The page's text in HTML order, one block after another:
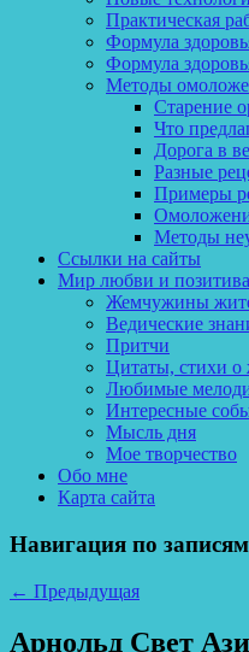
Практическая
Формула
Формула
Методы
Старение
Что
Дорога в
Разные
Примеры
Методы
Ссылки на сайты
Мир любви и позитива
Жемчужины
Ведические
Притчи
Цитаты, стихи о
Любимые
Интересные
Мысль дня
Мое творчество
Обо мне
Карта сайта
Навигация по записям
← Предыдущая
Арнольд Свет